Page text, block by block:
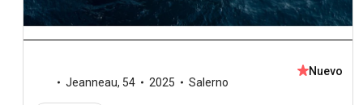
Jeanneau, 54 2025 Salerno
Nuevo